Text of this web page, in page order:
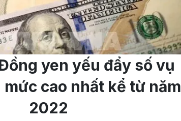
yen yếu đẩy số vụ
mức cao nhất kể từ năm
2022